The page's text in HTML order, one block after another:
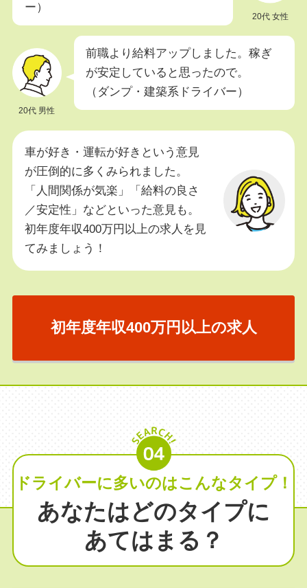
ー）
20代 女性
前職より給料アップしました。稼ぎ
が安定していると思ったので。
（ダンプ・建築系ドライバー）
20代 男性
車が好き・運転が好きという意見
が圧倒的に多くみられました。
「人間関係が気楽」「給料の良さ
／安定性」などといった意見も。
初年度年収400万円以上の求人を見
てみましょう！
初年度年収400万円以上の求人
ドライバーに多いのはこんなタイプ！
あなたはどのタイプに
あてはまる？